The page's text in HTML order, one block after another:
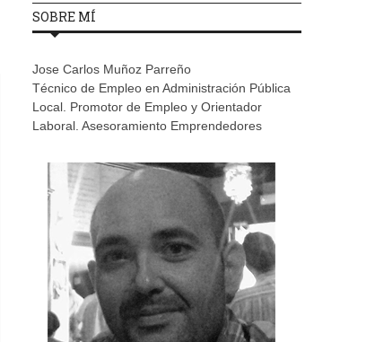
SOBRE MÍ
Jose Carlos Muñoz Parreño
Técnico de Empleo en Administración Pública
Local. Promotor de Empleo y Orientador
Laboral. Asesoramiento Emprendedores